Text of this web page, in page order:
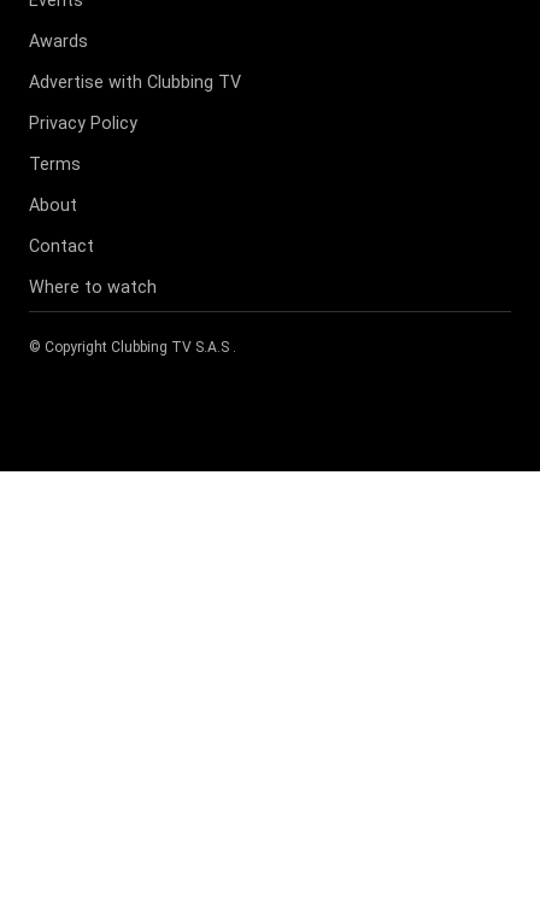
Awards
Advertise with Clubbing TV
Privacy Policy
Terms
About
Contact
Where to watch
© Copyright Clubbing TV S.A.S .